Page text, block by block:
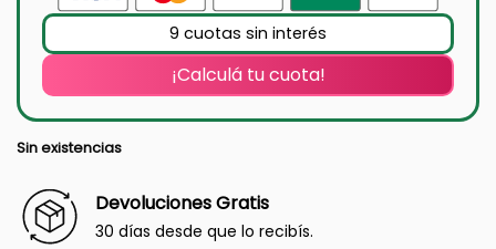
9 cuotas sin interés
¡Calculá tu cuota!
Sin existencias
Devoluciones Gratis
30 días desde que lo recibís.